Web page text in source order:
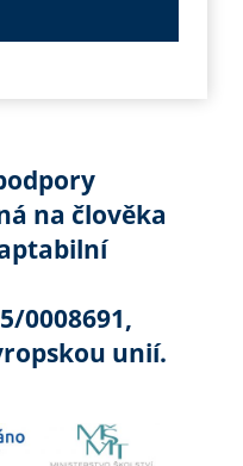
na člověka
0008691,
unií.